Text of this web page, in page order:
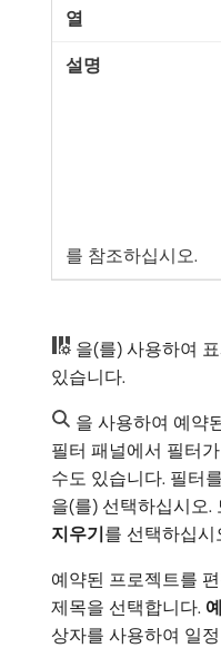
를 참조하십시오.
을(를) 사용하여
있습니다.
을 사용하여 예약
필터 패널에서 필터
수도 있습니다. 필터
을(를) 선택하십시오.
지우기를 선택하십시
예약된 프로젝트를
제목을 선택합니다.
상자를 사용하여 일